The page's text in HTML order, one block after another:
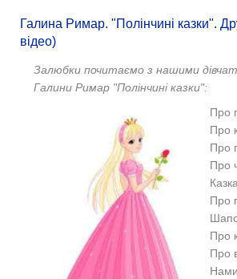
Галина Римар. "Полінчині казки".
відео)
Залюбки почитаємо з нашими
Галини Римар "Полінчині казки":
Про
Про
Про
Про
Про
Про
Про